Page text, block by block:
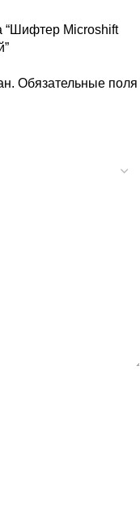
“Шифтер Microshift
Обязательные поля